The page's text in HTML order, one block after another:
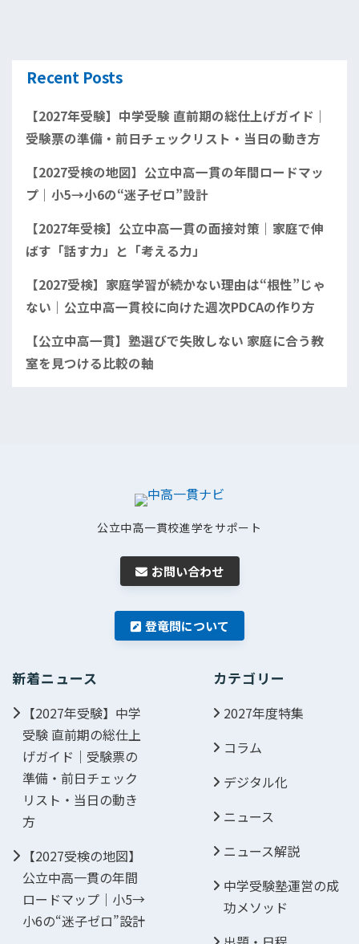
Recent Posts
【2027年受験】中学受験 直前期の総仕上げガイド｜
受験票の準備・前日チェックリスト・当日の動き方
【2027受検の地図】公立中高一貫の年間ロードマッ
プ｜小5→小6の“迷子ゼロ”設計
【2027年受検】公立中高一貫の面接対策｜家庭で伸
ばす「話す力」と「考える力」
【2027受検】家庭学習が続かない理由は“根性”じゃ
ない｜公立中高一貫校に向けた週次PDCAの作り方
【公立中高一貫】塾選びで失敗しない 家庭に合う教
室を見つける比較の軸
公立中高一貫校進学をサポート
お問い合わせ
登竜問について
新着ニュース
【2027年受験】中学
受験 直前期の総仕上
げガイド｜受験票の
準備・前日チェック
リスト・当日の動き
方
【2027受検の地図】
公立中高一貫の年間
ロードマップ｜小5→
小6の“迷子ゼロ”設計
カテゴリー
2027年度特集
コラム
デジタル化
ニュース
ニュース解説
中学受験塾運営の成
功メソッド